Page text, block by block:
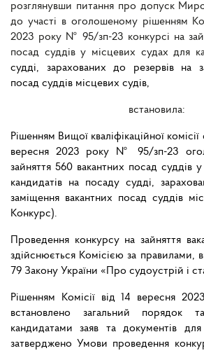
розглянувши питання про допуск
до участі в оголошеному рішенням
2023 року № 95/зп-23 конкурсі на
посад суддів у місцевих судах для
судді, зарахованих до резервів на
посад суддів місцевих судів,
встановила:
Рішенням Вищої кваліфікаційної комісії
вересня 2023 року № 95/зп-23
зайняття 560 вакантних посад суддів
кандидатів на посаду судді,
заміщення вакантних посад суддів
Конкурс).
Проведення конкурсу на зайняття
здійснюється Комісією за правилами,
79 Закону України «Про судоустрій і
Рішенням Комісії від 14 вересня
встановлено загальний порядок
кандидатами заяв та документів
затверджено Умови проведення